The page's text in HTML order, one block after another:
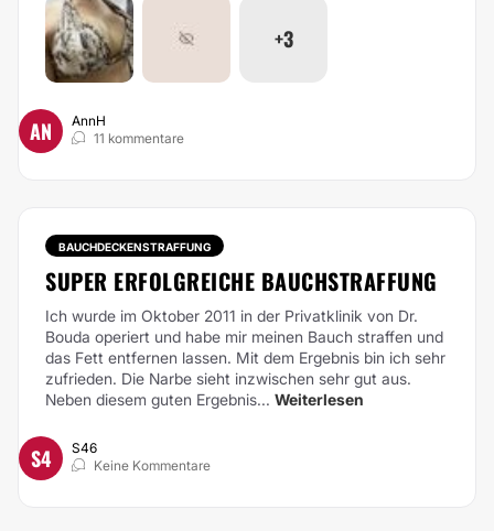
+3
AN
AnnH
11 kommentare
BAUCHDECKENSTRAFFUNG
SUPER ERFOLGREICHE BAUCHSTRAFFUNG
Ich wurde im Oktober 2011 in der Privatklinik von Dr.
Bouda operiert und habe mir meinen Bauch straffen und
das Fett entfernen lassen. Mit dem Ergebnis bin ich sehr
zufrieden. Die Narbe sieht inzwischen sehr gut aus.
Neben diesem guten Ergebnis... Weiterlesen
S4
S46
Keine Kommentare